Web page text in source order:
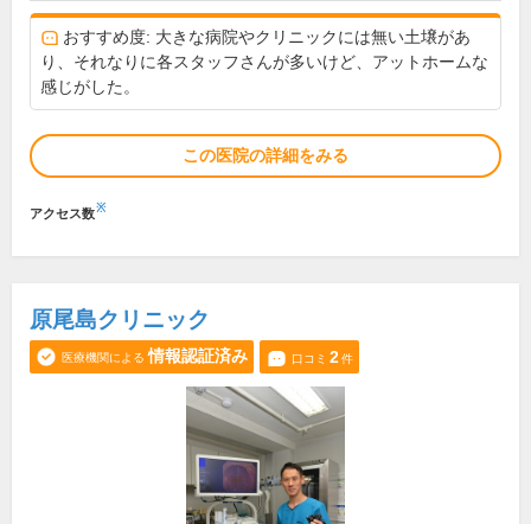
おすすめ度: 大きな病院やクリニックには無い土壌があ
り、それなりに各スタッフさんが多いけど、アットホームな
感じがした。
この医院の詳細をみる
アクセス数※
原尾島クリニック
医療機関による 情報認証済み 口コミ 2件